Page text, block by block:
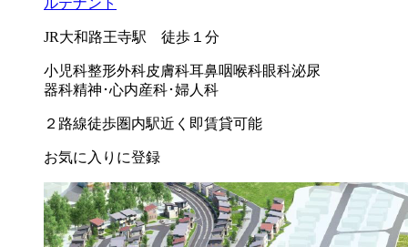
JR大和路王寺駅 徒歩１分
小児科整形外科皮膚科耳鼻咽喉科眼科泌尿
器科精神･心内産科･婦人科
２路線徒歩圏内駅近く 即賃貸可能
お気に入りに登録